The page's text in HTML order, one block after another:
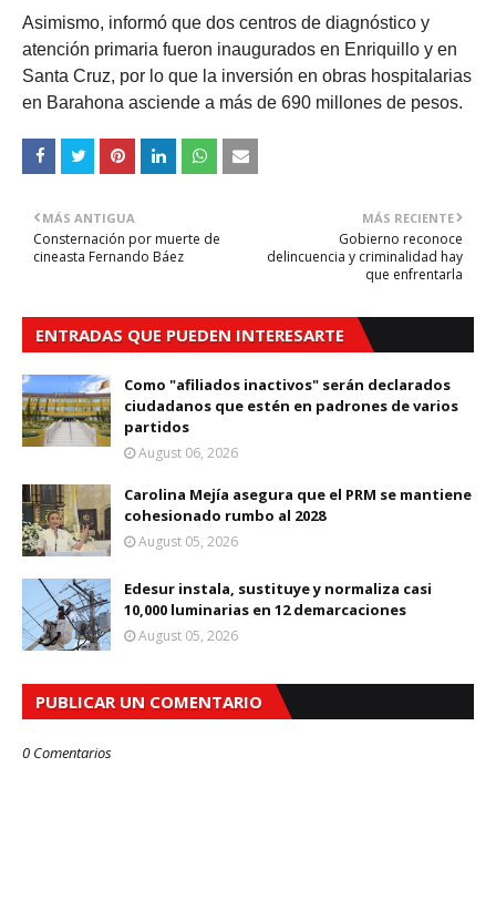
Asimismo, informó que dos centros de diagnóstico y
atención primaria fueron inaugurados en Enriquillo y en
Santa Cruz, por lo que la inversión en obras hospitalarias
en Barahona asciende a más de 690 millones de pesos.
MÁS RECIENTE
Gobierno reconoce
delincuencia y criminalidad hay
que enfrentarla
MÁS ANTIGUA
Consternación por muerte de
cineasta Fernando Báez
ENTRADAS QUE PUEDEN INTERESARTE
Como "afiliados inactivos" serán declarados
ciudadanos que estén en padrones de varios
partidos
August 06, 2026
Carolina Mejía asegura que el PRM se mantiene
cohesionado rumbo al 2028
August 05, 2026
Edesur instala, sustituye y normaliza casi
10,000 luminarias en 12 demarcaciones
August 05, 2026
PUBLICAR UN COMENTARIO
0 Comentarios